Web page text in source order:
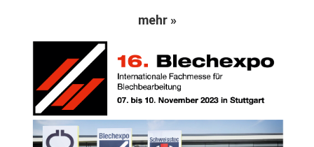
mehr »